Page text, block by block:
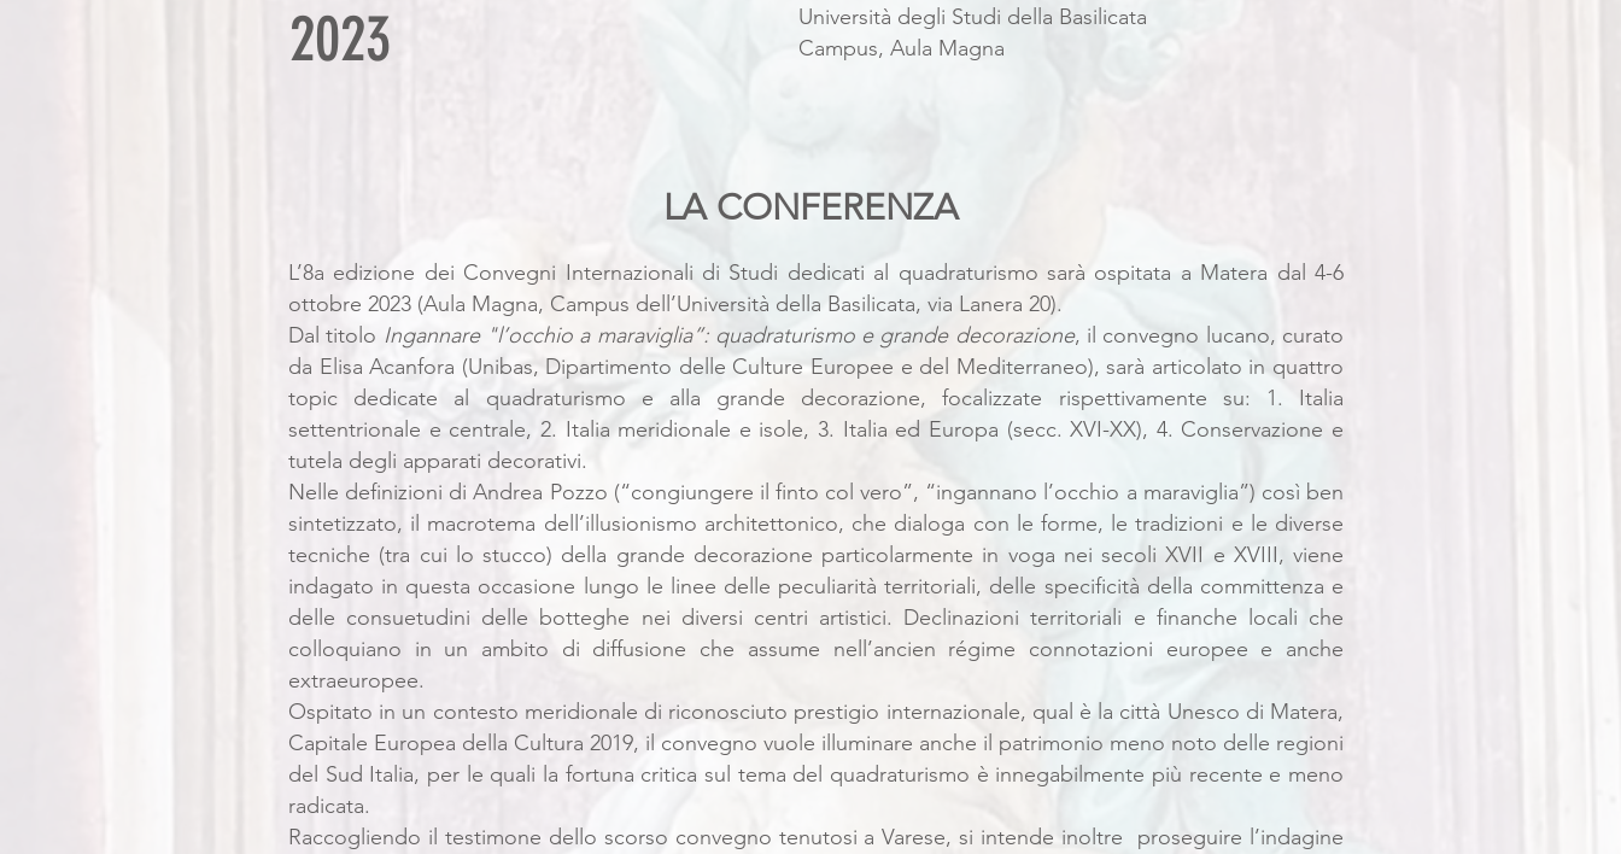
2023
Università degli Studi della Basilicata
Campus, Aula Magna
LA CONFERENZA
L’8a edizione dei Convegni Internazionali di Studi dedicati al quadraturismo sarà ospitata a Matera dal 4-6
ottobre 2023 (Aula Magna, Campus dell’Università della Basilicata, via Lanera 20).
Dal titolo Ingannare "l’occhio a maraviglia”: quadraturismo e grande decorazione, il convegno lucano, curato
da Elisa Acanfora (Unibas, Dipartimento delle Culture Europee e del Mediterraneo), sarà articolato in quattro
topic dedicate al quadraturismo e alla grande decorazione, focalizzate rispettivamente su: 1. Italia
settentrionale e centrale, 2. Italia meridionale e isole, 3. Italia ed Europa (secc. XVI-XX), 4. Conservazione e
tutela degli apparati decorativi.
Nelle definizioni di Andrea Pozzo (“congiungere il finto col vero”, “ingannano l’occhio a maraviglia”) così ben
sintetizzato, il macrotema dell’illusionismo architettonico, che dialoga con le forme, le tradizioni e le diverse
tecniche (tra cui lo stucco) della grande decorazione particolarmente in voga nei secoli XVII e XVIII, viene
indagato in questa occasione lungo le linee delle peculiarità territoriali, delle specificità della committenza e
delle consuetudini delle botteghe nei diversi centri artistici. Declinazioni territoriali e finanche locali che
colloquiano in un ambito di diffusione che assume nell’ancien régime connotazioni europee e anche
extraeuropee.
Ospitato in un contesto meridionale di riconosciuto prestigio internazionale, qual è la città Unesco di Matera,
Capitale Europea della Cultura 2019, il convegno vuole illuminare anche il patrimonio meno noto delle regioni
del Sud Italia, per le quali la fortuna critica sul tema del quadraturismo è innegabilmente più recente e meno
radicata.
Raccogliendo il testimone dello scorso convegno tenutosi a Varese, si intende inoltre proseguire l’indagine